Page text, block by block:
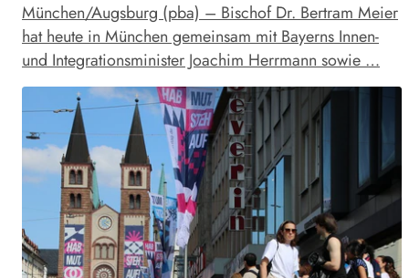
München/Augsburg (pba) – Bischof Dr. Bertram Meier
hat heute in München gemeinsam mit Bayerns Innen-
und Integrationsminister Joachim Herrmann sowie …